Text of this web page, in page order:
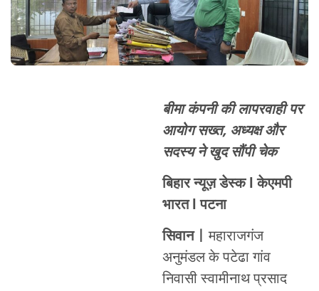
बीमा कंपनी की लापरवाही पर
आयोग सख्त, अध्यक्ष और
सदस्य ने खुद सौंपी चेक
बिहार न्यूज़ डेस्क l केएमपी
भारत l पटना
सिवान |महाराजगंज
अनुमंडल के पटेढा गांव
निवासी स्वामीनाथ प्रसाद